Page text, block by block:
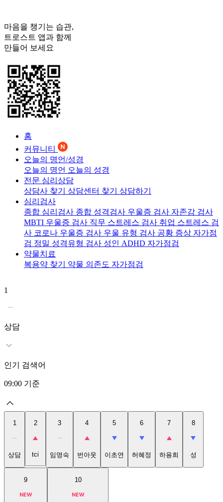
마음을 챙기는 습관,
트로스트 앱과 함께
만들어 보세요
홈
커뮤니티
오늘의 명언/성경
오늘의 명언 오늘의 성경
전문 심리상담
상담사 찾기 상담센터 찾기 상담하기
심리검사
종합 심리검사 종합 성격검사 우울증 검사 자존감 검사
MBTI 우울증 검사 직무 스트레스 검사 취업 스트레스 검
사 코로나 우울증 검사 우울 유형 검사 공황 증상 자가점
검 정밀 성격유형 검사 성인 ADHD 자가점검
약물치료
복용약 찾기 약물 의존도 자가점검
1
상담
인기 검색어
09:00 기준
1
상담
2
tci
3
임명숙
4
번아웃
5
이초연
6
허혜정
7
하용희
8
성
9 10